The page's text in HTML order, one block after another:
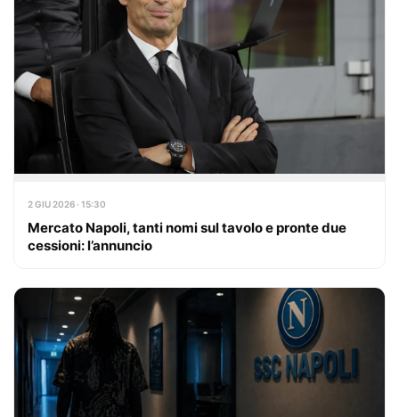
2 GIU 2026 · 15:30
Mercato Napoli, tanti nomi sul tavolo e pronte due
cessioni: l’annuncio